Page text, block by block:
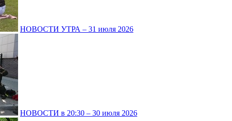
НОВОСТИ УТРА – 31 июля 2026
НОВОСТИ в 20:30 – 30 июля 2026